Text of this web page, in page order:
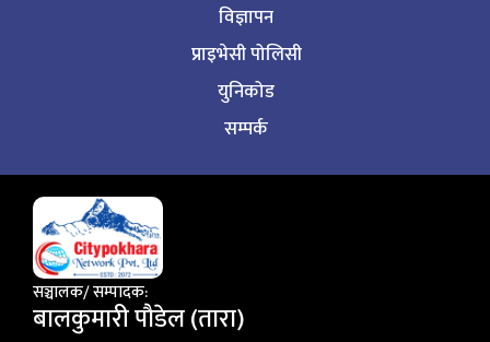
विज्ञापन
प्राइभेसी पोलिसी
युनिकोड
सम्पर्क
सञ्चालक/ सम्पादक:
बालकुमारी पाैडेल (तारा)